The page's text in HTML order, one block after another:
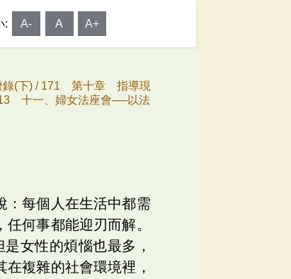
: A- A A+
(下) / 171 第十章 指導現
十一、婦女法座會──以法
：每個人在生活中都需
何事都能迎刃而解。
女性的煩惱也最多，
複雜的社會環境裡，